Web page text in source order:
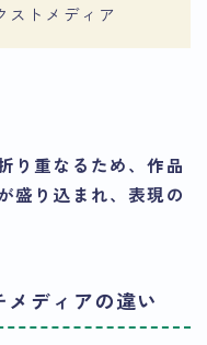
ストメディア
り重なるため、作品
盛り込まれ、表現の
ディアの違い